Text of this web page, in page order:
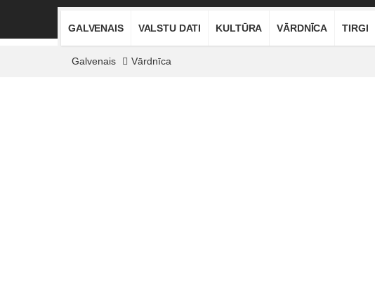
GALVENAIS VALSTU DATI KULTŪRA VĀRDNĪCA TIRGI
Galvenais Vārdnīca